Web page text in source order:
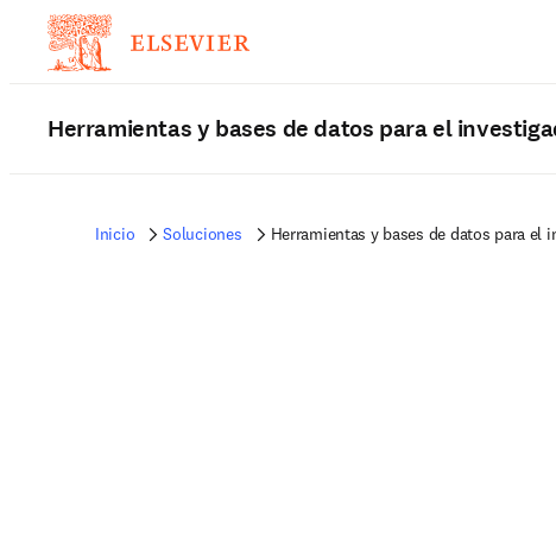
Herramientas y bases de datos para el
Inicio Soluciones Herramientas y bases de datos para el